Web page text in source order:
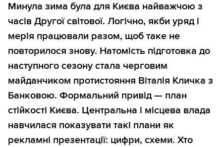
Минула зима була для Києва найважчою з
часів Другої світової. Логічно, якби уряд і
мерія працювали разом, щоб таке не
повторилося знову. Натомість підготовка до
наступного сезону стала черговим
майданчиком протистояння Віталія Кличка з
Банковою. Формальний привід — план
стійкості Києва. Центральна і місцева влада
навчилася показувати такі плани як
рекламні презентації: цифри, схеми. Хто